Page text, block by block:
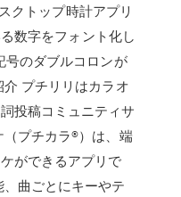
クトップ時計アプリ
数字をフォント化し
のダブルコロンが
プチリリはカラオ
投稿コミュニティサ
プチカラ®）は、端
ができるアプリで
曲ごとにキーやテ